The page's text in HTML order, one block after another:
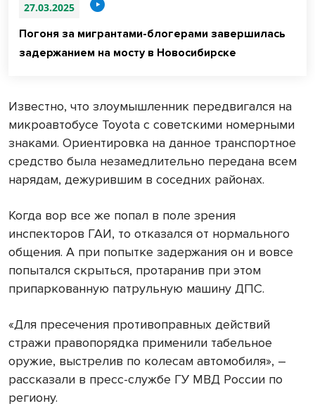
27.03.2025
Погоня за мигрантами-блогерами завершилась
задержанием на мосту в Новосибирске
Известно, что злоумышленник передвигался на
микроавтобусе Toyota с советскими номерными
знаками. Ориентировка на данное транспортное
средство была незамедлительно передана всем
нарядам, дежурившим в соседних районах.
Когда вор все же попал в поле зрения
инспекторов ГАИ, то отказался от нормального
общения. А при попытке задержания он и вовсе
попытался скрыться, протаранив при этом
припаркованную патрульную машину ДПС.
«Для пресечения противоправных действий
стражи правопорядка применили табельное
оружие, выстрелив по колесам автомобиля», –
рассказали в пресс-службе ГУ МВД России по
региону.